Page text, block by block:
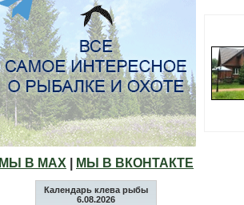
МЫ В МАХ МЫ В ВКОНТАКТЕ
Календарь клева рыбы
6.08.2026